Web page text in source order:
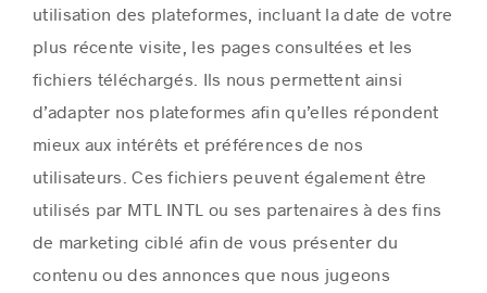
utilisation des plateformes, incluant la date de votre
plus récente visite, les pages consultées et les
fichiers téléchargés. Ils nous permettent ainsi
d’adapter nos plateformes afin qu’elles répondent
mieux aux intérêts et préférences de nos
utilisateurs. Ces fichiers peuvent également être
utilisés par MTL INTL ou ses partenaires à des fins
de marketing ciblé afin de vous présenter du
contenu ou des annonces que nous jugeons